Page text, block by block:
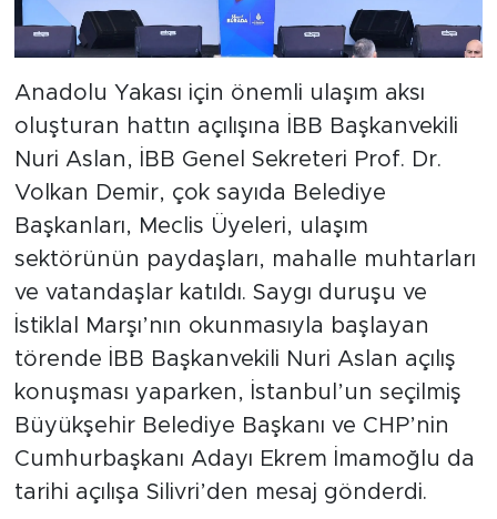
Anadolu Yakası için önemli ulaşım aksı
oluşturan hattın açılışına İBB Başkanvekili
Nuri Aslan, İBB Genel Sekreteri Prof. Dr.
Volkan Demir, çok sayıda Belediye
Başkanları, Meclis Üyeleri, ulaşım
sektörünün paydaşları, mahalle muhtarları
ve vatandaşlar katıldı. Saygı duruşu ve
İstiklal Marşı’nın okunmasıyla başlayan
törende İBB Başkanvekili Nuri Aslan açılış
konuşması yaparken, İstanbul’un seçilmiş
Büyükşehir Belediye Başkanı ve CHP’nin
Cumhurbaşkanı Adayı Ekrem İmamoğlu da
tarihi açılışa Silivri’den mesaj gönderdi.